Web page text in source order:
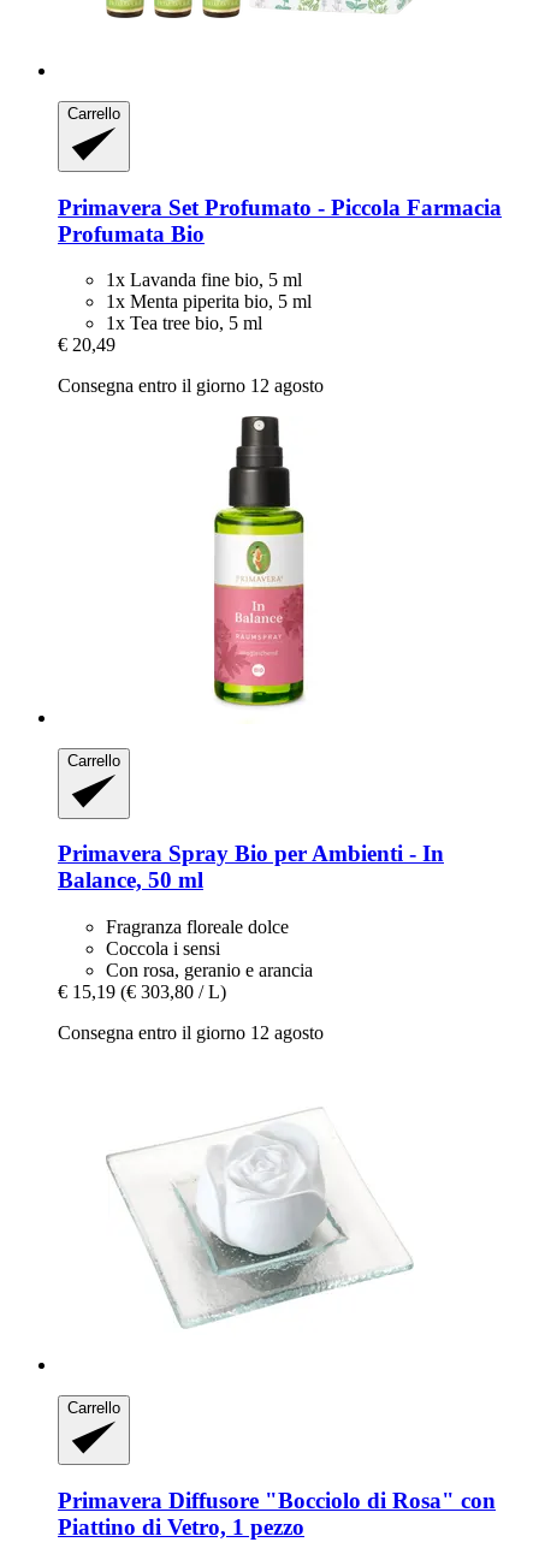
Carrello
Primavera Set Profumato -​ Piccola Farmacia
Profumata Bio
1x Lavanda fine bio, 5 ml
1x Menta piperita bio, 5 ml
1x Tea tree bio, 5 ml
€ 20,49
Consegna entro il giorno 12 agosto
Carrello
Primavera Spray Bio per Ambienti -​ In
Balance, 50 ml
Fragranza floreale dolce
Coccola i sensi
Con rosa, geranio e arancia
€ 15,19 (€ 303,80 / L)
Consegna entro il giorno 12 agosto
Carrello
Primavera Diffusore "Bocciolo di Rosa" con
Piattino di Vetro, 1 pezzo